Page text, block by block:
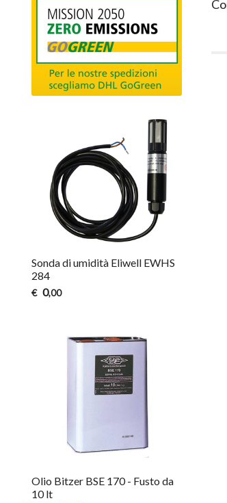
Sonda di umidità Eliwell EWHS
284
€ 0,00
Olio Bitzer BSE 170 - Fusto da
10 lt